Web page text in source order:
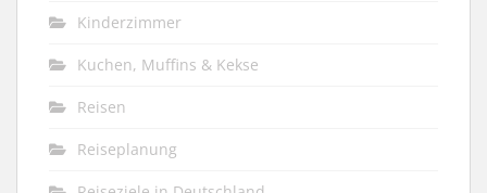
Kinderzimmer
Kuchen, Muffins & Kekse
Reisen
Reiseplanung